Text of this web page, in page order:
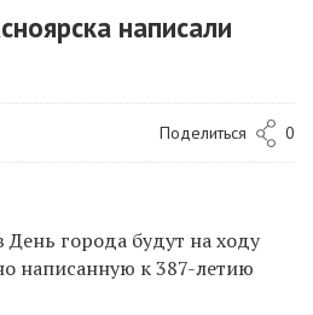
написали
Поделиться 0
День города будут на ходу
написанную к 387-летию